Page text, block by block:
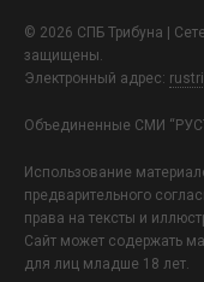
© 2026 СПБ Трибуна |
защищены.
Электронный адрес:
Объединенные СМИ
Использование
предварительного
права на тексты и
Сайт может содержать
для лиц младше 18 лет.